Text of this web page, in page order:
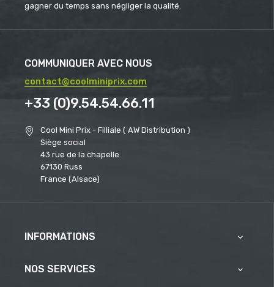
gagner du temps sans négliger la qualité.
COMMUNIQUER AVEC NOUS
contact@coolminiprix.com
+33 (0)9.54.54.66.11
Cool Mini Prix - Filliale ( AW Distribution )
Siège social
43 rue de la chapelle
67130 Russ
France (Alsace)
INFORMATIONS 
NOS SERVICES 